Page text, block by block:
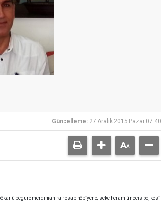
Güncelleme: 27 Aralık 2015 Pazar 07:40
û bêgure merdiman ra hesab nêbîyêne; seke heram û necis bo, kesî